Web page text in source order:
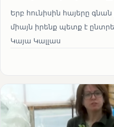
Երբ հունիսին հայերը գնան
միայն իրենք պետք է
Կայա Կալլաս